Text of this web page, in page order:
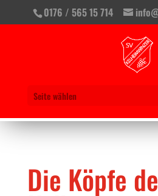
0176 / 565 15 714
Seite wählen
Die Köpfe